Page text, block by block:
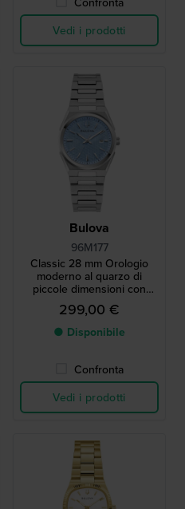
Vedi i prodotti
Bulova
96M177
Classic 28 mm Orologio
moderno al quarzo di
piccole dimensioni con
quadrante a motivi
299,00 €
● Disponibile
Confronta
Vedi i prodotti